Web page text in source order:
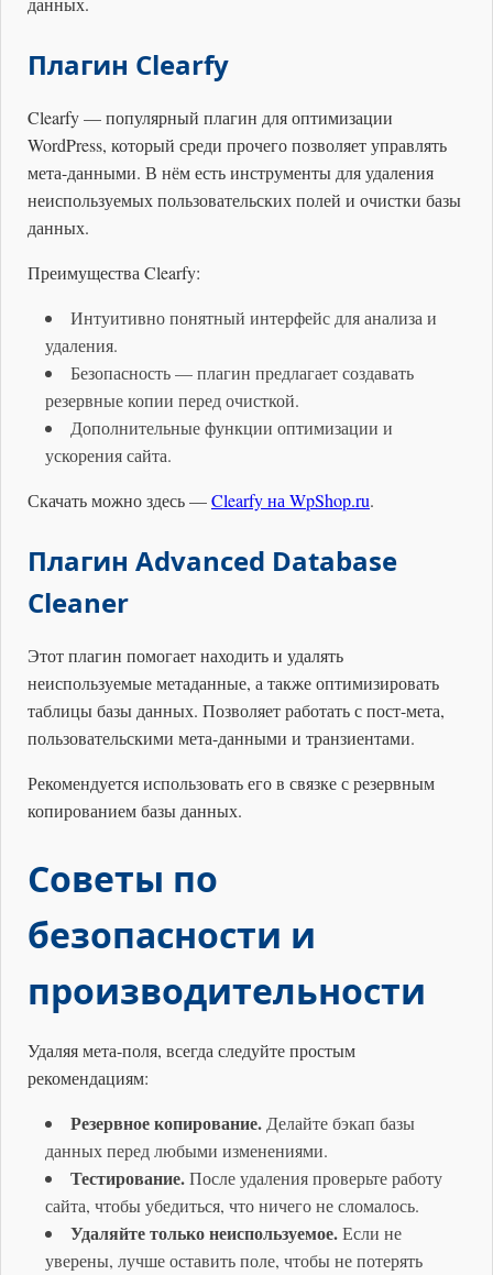
Плагин Clearfy
Clearfy — популярный плагин для оптимизации
WordPress, который среди прочего позволяет управлять
мета-данными. В нём есть инструменты для удаления
неиспользуемых пользовательских полей и очистки базы
данных.
Преимущества Clearfy:
Интуитивно понятный интерфейс для анализа и
удаления.
Безопасность — плагин предлагает создавать
резервные копии перед очисткой.
Дополнительные функции оптимизации и
ускорения сайта.
Скачать можно здесь —Clearfy на WpShop.ru.
Плагин Advanced Database
Cleaner
Этот плагин помогает находить и удалять
неиспользуемые метаданные, а также оптимизировать
таблицы базы данных. Позволяет работать с пост-мета,
пользовательскими мета-данными и транзиентами.
Рекомендуется использовать его в связке с резервным
копированием базы данных.
Советы по
безопасности и
производительности
Удаляя мета-поля, всегда следуйте простым
рекомендациям:
Резервное копирование. Делайте бэкап базы
данных перед любыми изменениями.
Тестирование.После удаления проверьте работу
сайта, чтобы убедиться, что ничего не сломалось.
Удаляйте только неиспользуемое.Если не
уверены, лучше оставить поле, чтобы не потерять